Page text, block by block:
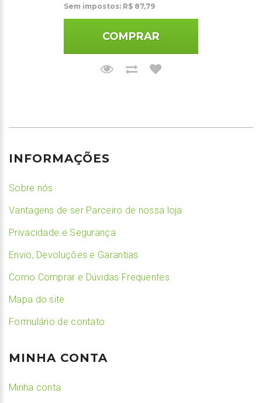
Sem impostos: R$ 87,79
COMPRAR
INFORMAÇÕES
Sobre nós
Vantagens de ser Parceiro de nossa loja
Privacidade e Segurança
Envio, Devoluções e Garantias
Como Comprar e Dúvidas Frequentes
Mapa do site
Formulário de contato
MINHA CONTA
Minha conta